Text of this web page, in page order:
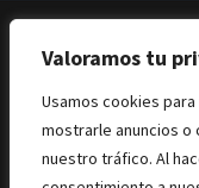
Valoramos tu
Usamos cookies
mostrarle anuncios o
nuestro tráfico. Al
Aviso Legal